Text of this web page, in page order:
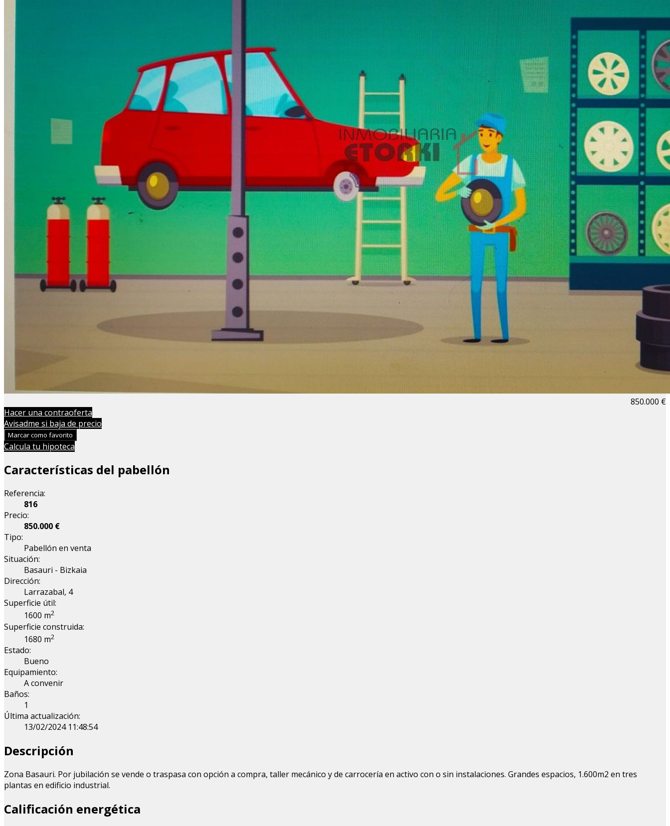
850.000 €
Hacer una contraoferta
Avisadme si baja de precio
Marcar como favorito
Calcula tu hipoteca
Características del pabellón
Referencia:
816
Precio:
850.000 €
Tipo:
Pabellón en venta
Situación:
Basauri - Bizkaia
Dirección:
Larrazabal, 4
Superficie útil:
1600 m2
Superficie construida:
1680 m2
Estado:
Bueno
Equipamiento:
A convenir
Baños:
1
Última actualización:
13/02/2024 11:48:54
Descripción
Zona Basauri. Por jubilación se vende o traspasa con opción a compra, taller mecánico y de carrocería en activo con o sin instalaciones. Grandes espacios, 1.600m2 en tres
plantas en edificio industrial.
Calificación energética